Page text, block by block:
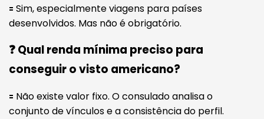
🟰 Sim, especialmente viagens para países
desenvolvidos. Mas não é obrigatório.
❓ Qual renda mínima preciso para
conseguir o visto americano?
🟰 Não existe valor fixo. O consulado analisa o
conjunto de vínculos e a consistência do perfil.